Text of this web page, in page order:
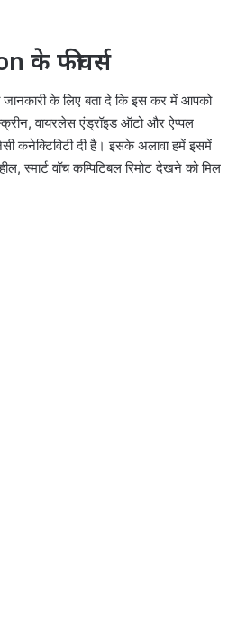
के फीचर्स
जानकारी के लिए बता दे कि इस कर में आपको
वायरलेस एंड्रॉइड ऑटो और ऐप्पल
कनेक्टिविटी दी है। इसके अलावा हमें इसमें
स्मार्ट वॉच कम्पिटिबल रिमोट देखने को मिल